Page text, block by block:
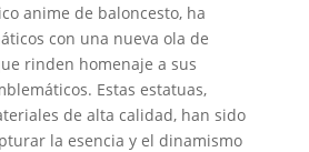
anime de baloncesto, ha
con una nueva ola de
rinden homenaje a sus
Estas estatuas,
de alta calidad, han sido
la esencia y el dinamismo